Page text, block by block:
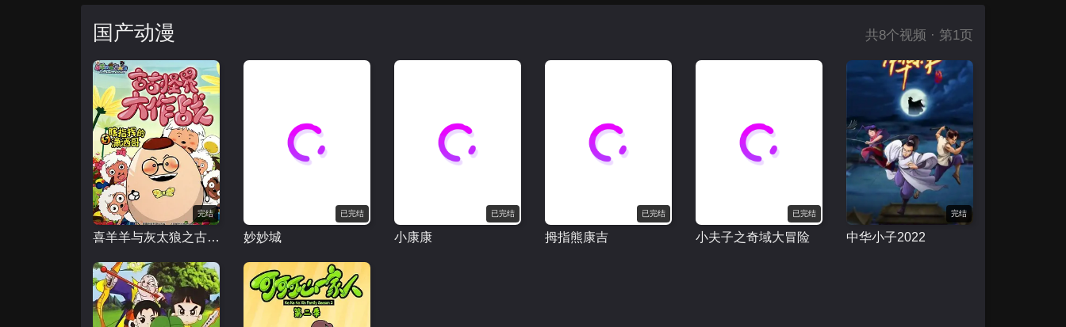
国产动漫 共8个视频 · 第1页
完结
喜羊羊与灰太狼之古古怪界大作战
已完结
妙妙城
已完结
小康康
已完结
拇指熊康吉
已完结
小夫子之奇域大冒险
完结
中华小子2022